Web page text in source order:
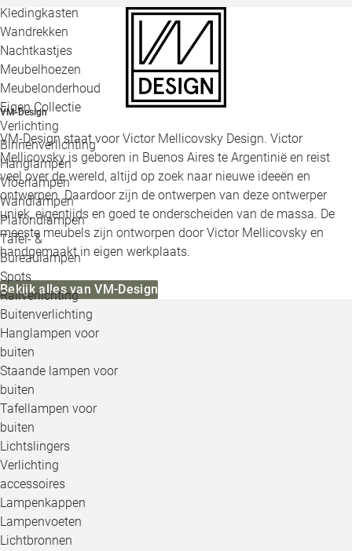
Kledingkasten
Wandrekken
Nachtkastjes
Meubelhoezen
Meubelonderhoud
Eigen Collectie
Verlichting
Binnenverlichting
Hanglampen
Vloerlampen
Wandlampen
Plafondlampen
Tafel- &
Bureaulampen
Spots
Railverlichting
Buitenverlichting
Hanglampen voor
buiten
Staande lampen voor
buiten
Tafellampen voor
buiten
Lichtslingers
Verlichting
accessoires
Lampenkappen
Lampenvoeten
Lichtbronnen
VM-Design
VM-Design staat voor Victor Mellicovsky Design. Victor
Mellicovsky is geboren in Buenos Aires te Argentinië en reist
veel over de wereld, altijd op zoek naar nieuwe ideeën en
ontwerpen. Daardoor zijn de ontwerpen van deze ontwerper
uniek, eigentijds en goed te onderscheiden van de massa. De
meeste meubels zijn ontworpen door Victor Mellicovsky en
handgemaakt in eigen werkplaats.
Bekijk alles van VM-Design